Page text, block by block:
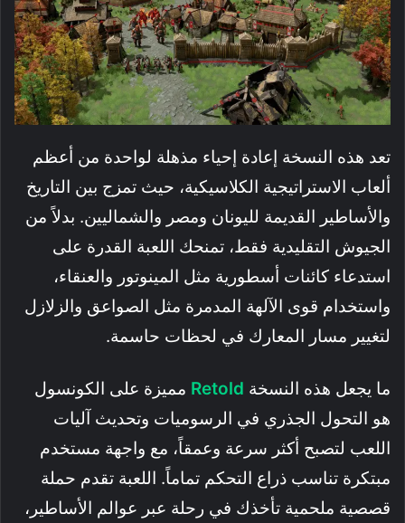
تعد هذه النسخة إعادة إحياء مذهلة لواحدة من أعظم
ألعاب الاستراتيجية الكلاسيكية، حيث تمزج بين التاريخ
والأساطير القديمة لليونان ومصر والشماليين. بدلاً من
الجيوش التقليدية فقط، تمنحك اللعبة القدرة على
استدعاء كائنات أسطورية مثل المينوتور والعنقاء،
واستخدام قوى الآلهة المدمرة مثل الصواعق والزلازل
لتغيير مسار المعارك في لحظات حاسمة.
ما يجعل هذه النسخة Retold مميزة على الكونسول
هو التحول الجذري في الرسوميات وتحديث آليات
اللعب لتصبح أكثر سرعة وعمقاً، مع واجهة مستخدم
مبتكرة تناسب ذراع التحكم تماماً. اللعبة تقدم حملة
قصصية ملحمية تأخذك في رحلة عبر عوالم الأساطير،